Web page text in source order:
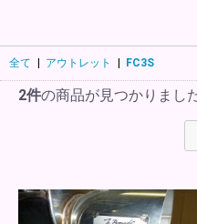
全て | アウトレット | FC3S
2件の商品が見つかりまし